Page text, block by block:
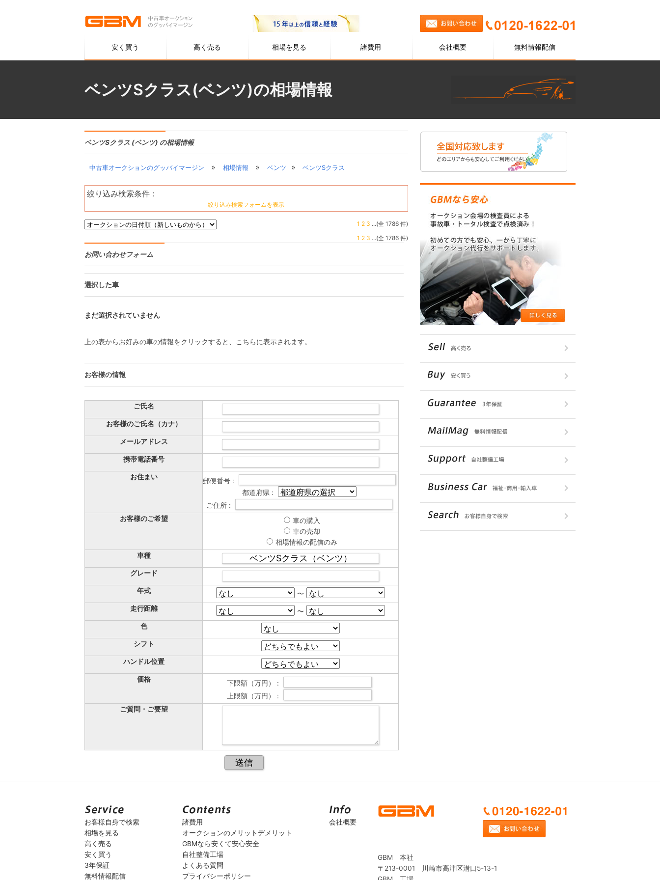
安く買う 高く売る 相場を見る 諸費用 会社概要 無料情報配信
ベンツSクラス(ベンツ)の相場情報
ベンツSクラス (ベンツ) の相場情報
中古車オークションのグッバイマージン » 相場情報 » ベンツ » ベンツSクラス
絞り込み検索条件 :
絞り込み検索フォームを表示
1 2 3 ...(全 1786 件)
1 2 3 ...(全 1786 件)
お問い合わせフォーム
選択した車
まだ選択されていません
上の表からお好みの車の情報をクリックすると、こちらに表示されます。
お客様の情報
ご氏名
お客様のご氏名（カナ）
メールアドレス
携帯電話番号
お住まい
郵便番号 :
都道府県 :
ご住所 :
お客様のご希望
車の購入
車の売却
相場情報の配信のみ
車種
グレード
年式
〜
走行距離
〜
色
シフト
ハンドル位置
価格
下限額（万円） :
上限額（万円） :
ご質問・ご要望
お客様自身で検索
相場を見る
高く売る
安く買う
3年保証
無料情報配信
諸費用
オークションのメリットデメリット
GBMなら安くて安心安全
自社整備工場
よくある質問
プライバシーポリシー
会社概要
GBM 本社
〒213-0001 川崎市高津区溝口5-13-1